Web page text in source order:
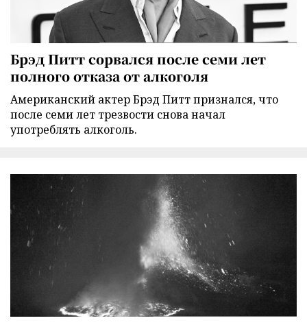
Брэд Питт сорвался после семи лет
полного отказа от алкоголя
Американский актер Брэд Питт признался, что
после семи лет трезвости снова начал
употреблять алкоголь.